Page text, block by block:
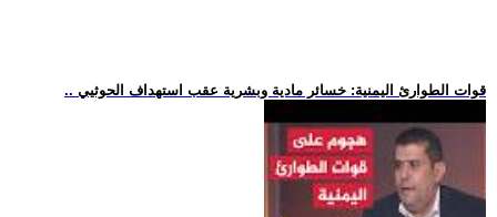
.. قوات الطوارئ اليمنية: خسائر مادية وبشرية عقب استهداف الحوثيي